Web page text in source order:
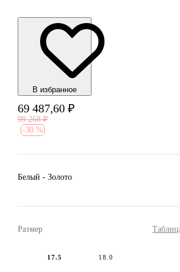
В избранноe
69 487,60 ₽
99 268 ₽
-30 %
Белый - Золото
Размер
17.5 18.0